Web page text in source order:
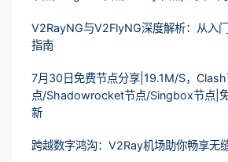
V2RayNG与V2FlyNG深度解析：从入
指南
7月30日免费节点分享|19.1M/S，
点/Shadowrocket节点/Singbox节点|
新
跨越数字鸿沟：V2Ray机场助你畅享无